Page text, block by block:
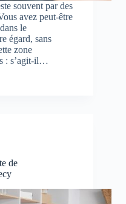
souvent par des
avez peut-être
le
égard, sans
zone
: s’agit-il…
de